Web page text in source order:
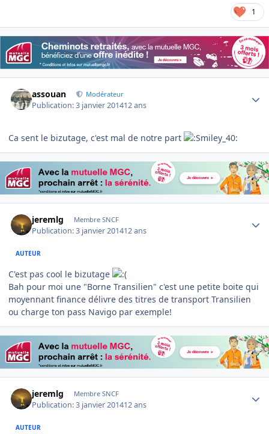
1
assouan Modérateur
Publication:3 janvier 201412 ans
Ca sent le bizutage, c'est mal de notre part
jeremlg Membre SNCF
Publication:3 janvier 201412 ans
AUTEUR
C'est pas cool le bizutage
Bah pour moi une "Borne Transilien" c'est une petite boite qui
moyennant finance délivre des titres de transport Transilien
ou charge ton pass Navigo par exemple!
jeremlg Membre SNCF
Publication:3 janvier 201412 ans
AUTEUR